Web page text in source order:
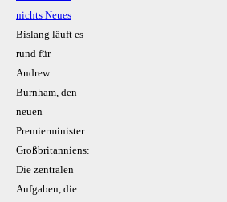
nichts Neues
Bislang läuft es
rund für
Andrew
Burnham, den
neuen
Premierminister
Großbritanniens:
Die zentralen
Aufgaben, die